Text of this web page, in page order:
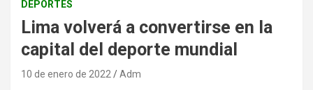
DEPORTES
Lima volverá a convertirse en la
capital del deporte mundial
10 de enero de 2022 Adm